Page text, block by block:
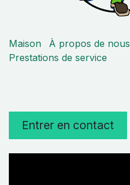
Maison À propos de nous
Prestations de service
Entrer en contact